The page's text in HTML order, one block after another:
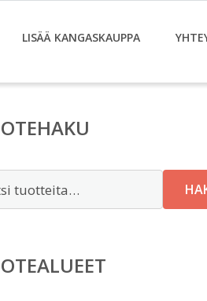
LISÄÄ KANGASKAUPPA